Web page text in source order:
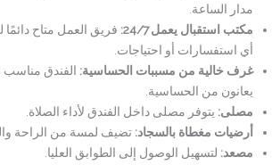
مدار الساعة.
مكتب استقبال يعمل 24/7
: فريق العمل متاح
أي استفسارات أو احتياجات.
غرف خالية من مسببات الحساسية: الفندق مناسب
يعانون من الحساسية.
مصلى: يتوفر مصلى داخل الفندق لأداء الصلاة.
أرضيات مغطاة بالسجاد: تضيف لمسة من الراحة
مصعد: لتسهيل الوصول إلى الطوابق العليا.